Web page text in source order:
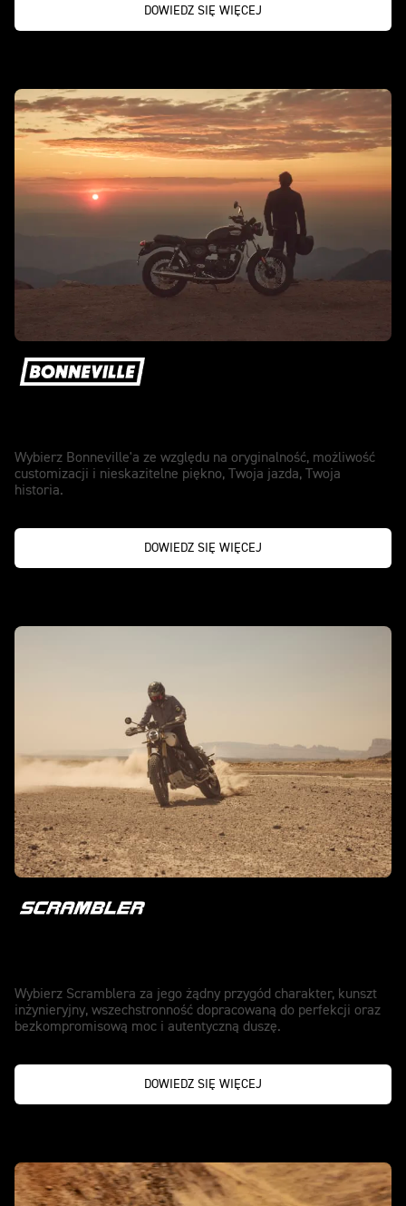
DOWIEDZ SIĘ WIĘCEJ
Wybierz Bonneville'a ze względu na oryginalność, możliwość
customizacji i nieskazitelne piękno, Twoja jazda, Twoja
historia.
DOWIEDZ SIĘ WIĘCEJ
Wybierz Scramblera za jego żądny przygód charakter, kunszt
inżynieryjny, wszechstronność dopracowaną do perfekcji oraz
bezkompromisową moc i autentyczną duszę.
DOWIEDZ SIĘ WIĘCEJ